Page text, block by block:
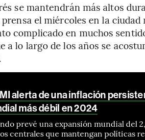
se mantendrán más altos
el miércoles en la
complicado en muchos
a lo largo de los años se
alerta de una inflación
más débil en 2024
prevé una expansión mundial del
centrales que mantengan políticas